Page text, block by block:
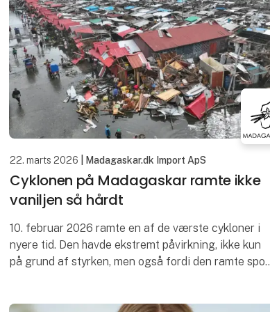
22. marts 2026 | Madagaskar.dk Import ApS
Cyklonen på Madagaskar ramte ikke
vaniljen så hårdt
10. februar 2026 ramte en af de værste cykloner i
nyere tid. Den havde ekstremt påvirkning, ikke kun
på grund af styrken, men også fordi den ramte spot